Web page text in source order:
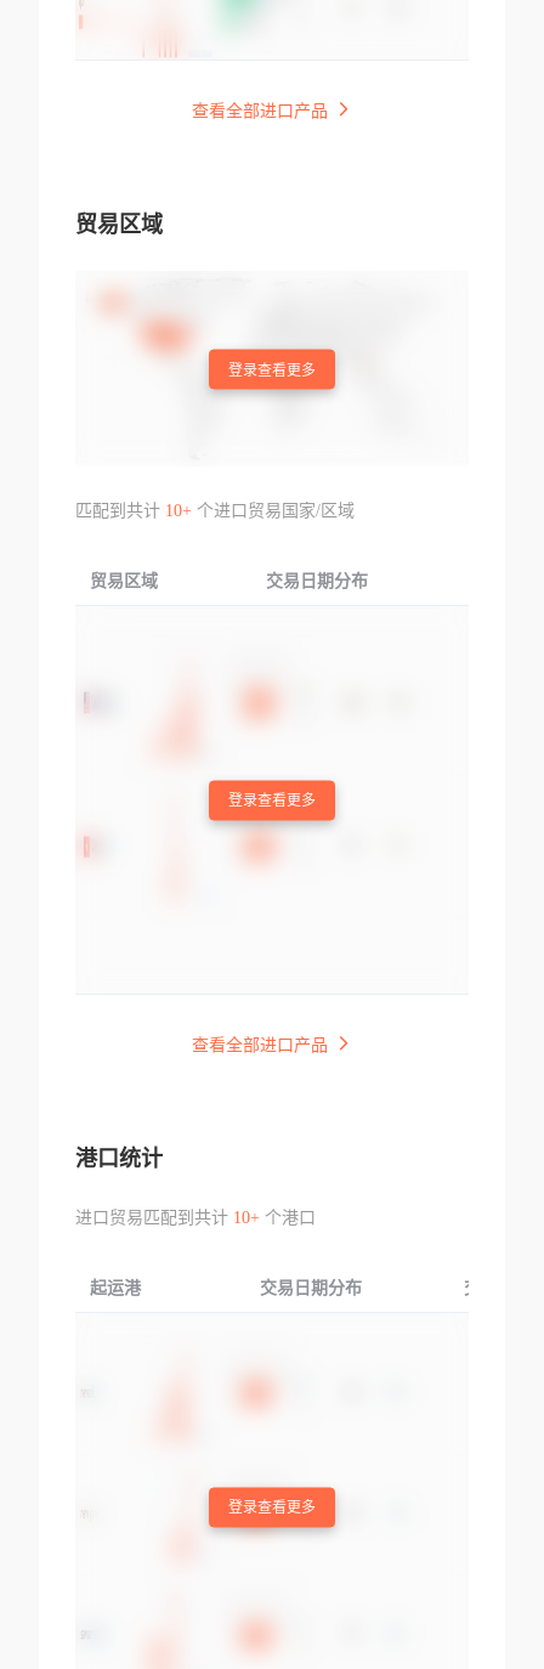
查看全部进口产品
贸易区域
登录查看更多
匹配到共计 10+个进口贸易国家/区域
贸易区域 交易日期分布
登录查看更多
查看全部进口产品
港口统计
进口贸易匹配到共计 10+个港口
起运港 交易日期分布 交易产品
登录查看更多